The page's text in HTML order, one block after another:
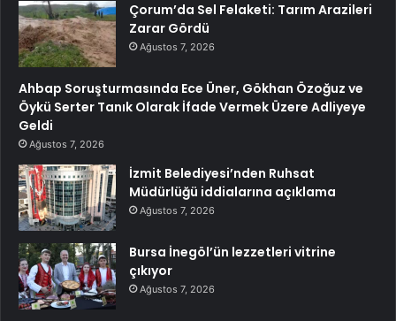
Çorum’da Sel Felaketi: Tarım Arazileri
Zarar Gördü
Ağustos 7, 2026
Ahbap Soruşturmasında Ece Üner, Gökhan Özoğuz ve
Öykü Serter Tanık Olarak İfade Vermek Üzere Adliyeye
Geldi
Ağustos 7, 2026
İzmit Belediyesi’nden Ruhsat
Müdürlüğü iddialarına açıklama
Ağustos 7, 2026
Bursa İnegöl’ün lezzetleri vitrine
çıkıyor
Ağustos 7, 2026